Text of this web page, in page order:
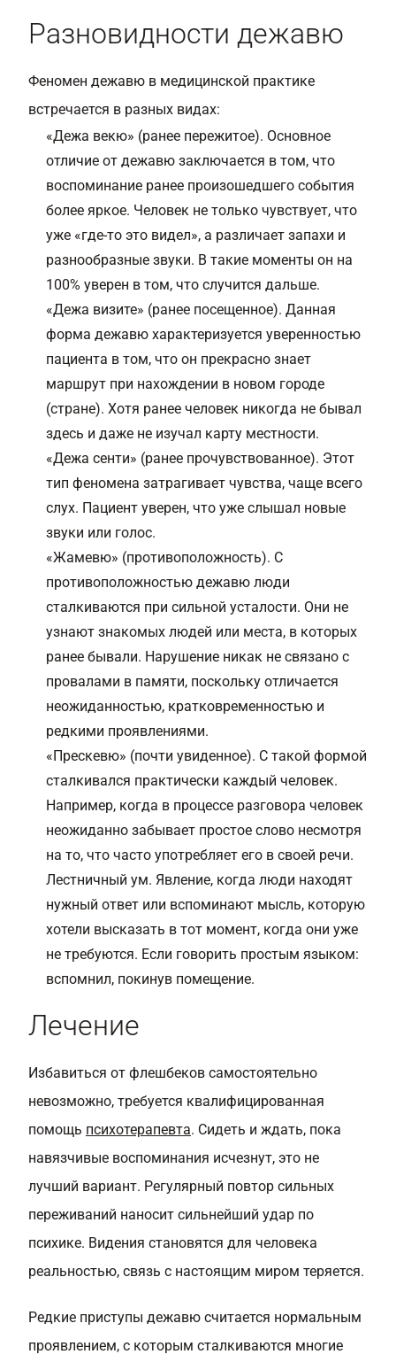
Разновидности дежавю
Феномен дежавю в медицинской практике
встречается в разных видах:
«Дежа векю» (ранее пережитое). Основное
отличие от дежавю заключается в том, что
воспоминание ранее произошедшего события
более яркое. Человек не только чувствует, что
уже «где-то это видел», а различает запахи и
разнообразные звуки. В такие моменты он на
100% уверен в том, что случится дальше.
«Дежа визите» (ранее посещенное). Данная
форма дежавю характеризуется уверенностью
пациента в том, что он прекрасно знает
маршрут при нахождении в новом городе
(стране). Хотя ранее человек никогда не бывал
здесь и даже не изучал карту местности.
«Дежа сенти» (ранее прочувствованное). Этот
тип феномена затрагивает чувства, чаще всего
слух. Пациент уверен, что уже слышал новые
звуки или голос.
«Жамевю» (противоположность). С
противоположностью дежавю люди
сталкиваются при сильной усталости. Они не
узнают знакомых людей или места, в которых
ранее бывали. Нарушение никак не связано с
провалами в памяти, поскольку отличается
неожиданностью, кратковременностью и
редкими проявлениями.
«Прескевю» (почти увиденное). С такой формой
сталкивался практически каждый человек.
Например, когда в процессе разговора человек
неожиданно забывает простое слово несмотря
на то, что часто употребляет его в своей речи.
Лестничный ум. Явление, когда люди находят
нужный ответ или вспоминают мысль, которую
хотели высказать в тот момент, когда они уже
не требуются. Если говорить простым языком:
вспомнил, покинув помещение.
Лечение
Избавиться от флешбеков самостоятельно
невозможно, требуется квалифицированная
помощь психотерапевта. Сидеть и ждать, пока
навязчивые воспоминания исчезнут, это не
лучший вариант. Регулярный повтор сильных
переживаний наносит сильнейший удар по
психике. Видения становятся для человека
реальностью, связь с настоящим миром теряется.
Редкие приступы дежавю считается нормальным
проявлением, с которым сталкиваются многие